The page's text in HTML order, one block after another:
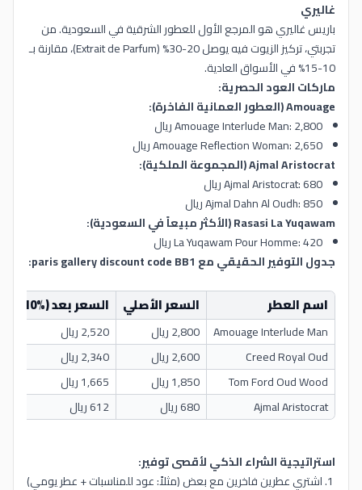
غاليري
باريس غاليري هو المرجع الأول للعطور الشرقية في السعودية. من
تجربتي، تركيز الزيوت فيه يوصل 20-30% (Extrait de Parfum)، مقارنة بـ
10-15% في الأسواق العادية.
ماركات العود الحصرية:
Amouage (العطور العمانية الفاخرة):
Amouage Interlude Man: 2,800 ريال
Amouage Reflection Woman: 2,650 ريال
Ajmal Aristocrat (المجموعة الملكية):
Ajmal Aristocrat: 680 ريال
Ajmal Dahn Al Oudh: 850 ريال
Rasasi La Yuqawam (الأكثر مبيعاً في السعودية):
La Yuqawam Pour Homme: 420 ريال
جدول التوفير الحقيقي مع paris gallery discount code BB1:
اسم العطر السعر الأصلي السعر بعد BB1 (10%)
Amouage Interlude Man 2,800 ريال
2,520 ريال
Creed Royal Oud
2,600 ريال
2,340 ريال
Tom Ford Oud Wood
1,850 ريال
1,665 ريال
Ajmal Aristocrat
680 ريال 612 ريال
استراتيجية الشراء الذكي لأقصى توفير:
اشتري عطرين فاخرين مع بعض (مثلاً: عود للمناسبات + عطر يومي)